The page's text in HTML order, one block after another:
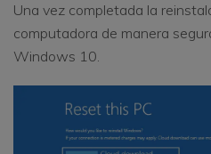
Una vez completada la
computadora de manera
Windows 10.